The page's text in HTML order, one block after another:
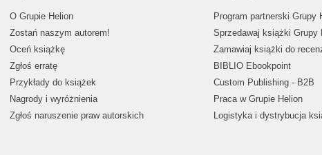
O Grupie Helion
Zostań naszym autorem!
Oceń książkę
Zgłoś erratę
Przykłady do książek
Nagrody i wyróżnienia
Zgłoś naruszenie praw autorskich
Program partnerski Grupy
Sprzedawaj książki Grupy
Zamawiaj książki do
BIBLIO Ebookpoint
Custom Publishing - B2B
Praca w Grupie Helion
Logistyka i dystrybucja